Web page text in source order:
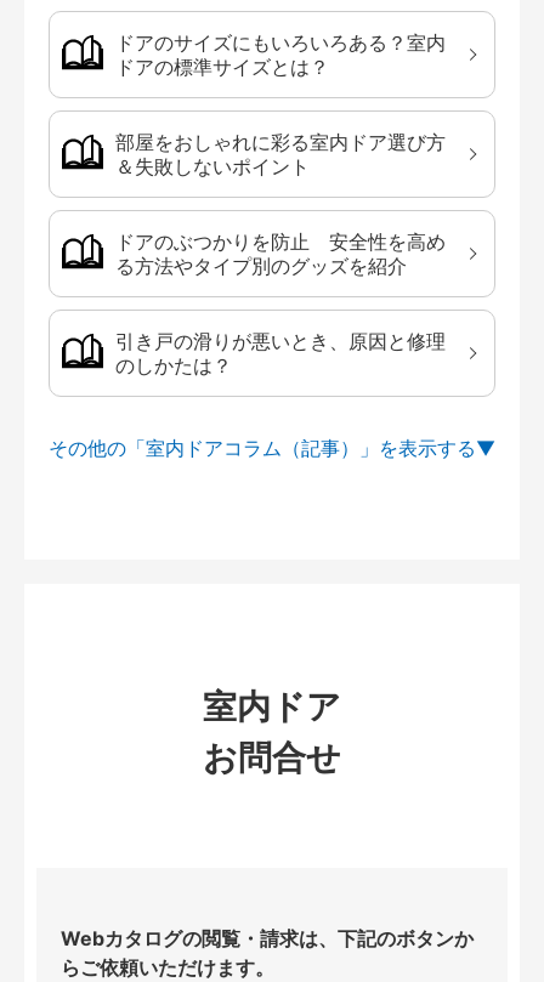
ドアのサイズにもいろいろある？室内
ドアの標準サイズとは？
部屋をおしゃれに彩る室内ドア選び方
＆失敗しないポイント
ドアのぶつかりを防止 安全性を高め
る方法やタイプ別のグッズを紹介
引き戸の滑りが悪いとき、原因と修理
のしかたは？
その他の「室内ドアコラム（記事）」を
室内ドア
お問合せ
Webカタログの閲覧・請求は、下記のボタンか
らご依頼いただけます。